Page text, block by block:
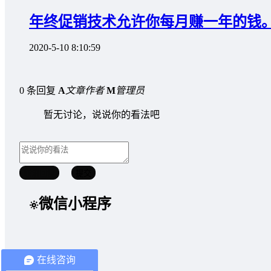
年终促销技术允许你每月赚一年的钱
2020-5-10 8:10:59
0 条回复 A文章作者 M管理员
暂无讨论，说说你的看法吧
微信小程序
文章聚合
在线咨询